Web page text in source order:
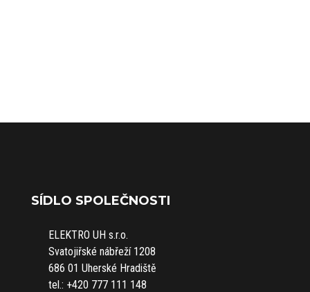
SÍDLO SPOLEČNOSTI
ELEKTRO UH s.r.o.
Svatojiřské nábřeží 1208
686 01 Uherské Hradiště
tel.: +420 777 111 148